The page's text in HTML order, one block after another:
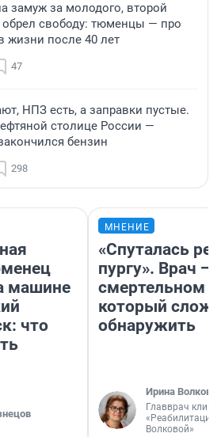
замуж за молодого, второй
обрел свободу: тюменцы — про
жизни после 40 лет
47
НПЗ есть, а заправки пустые.
столице России —
бензин
298
машине
что
МНЕНИЕ
«Спуталась
пургу». Врач —
смертельном
который
обнаружить
Ирина Волкова
Главврач
«Реабилитация
Волковой»